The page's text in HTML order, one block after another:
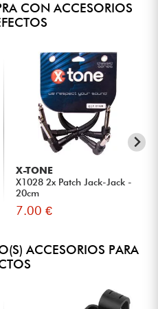
CON ACCESORIOS
X-TONE
X1028 2x Patch Jack-Jack -
20cm
7.00 €
ACCESORIOS PARA